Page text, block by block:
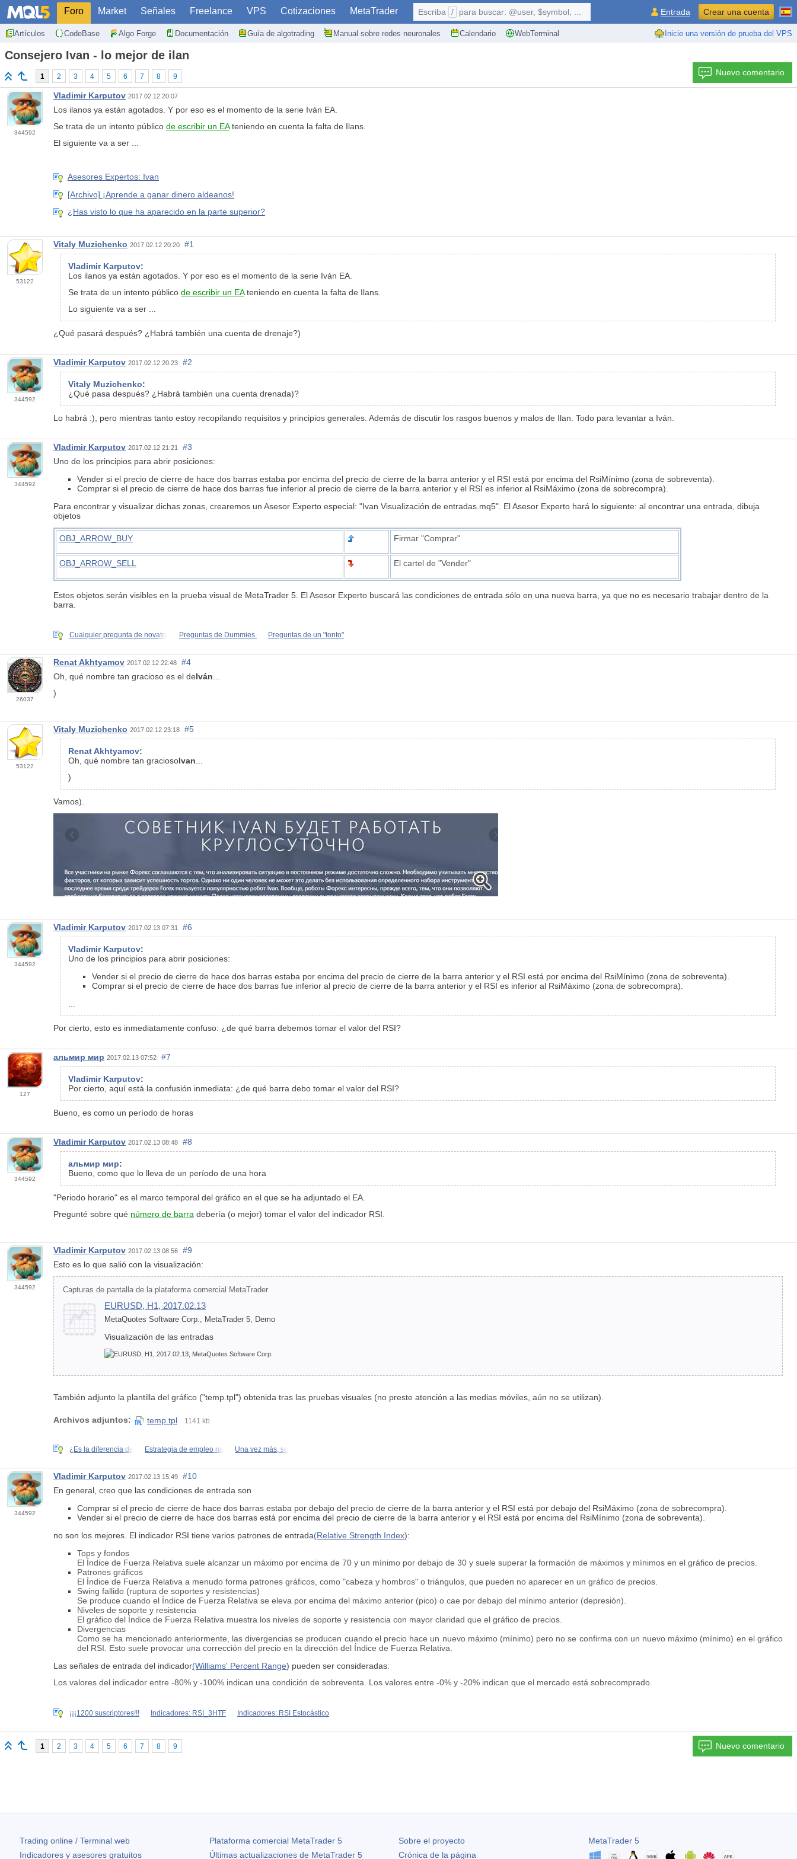
Foro Market Señales Freelance VPS Cotizaciones MetaTrader
Artículos CodeBase Algo Forge Documentación Guía de algotrading Manual sobre redes neuronales Calendario WebTerminal Inicie una versión de prueba del VPS
Escriba / para buscar: @user, $symbol, ... Entrada Crear una cuenta
Consejero Ivan - lo mejor de ilan
1 2 3 4 5 6 7 8 9 Nuevo comentario
344592
Vladimir Karputov 2017.02.12 20:07
Los ilanos ya están agotados. Y por eso es el momento de la serie Iván EA.
Se trata de un intento público de escribir un EAteniendo en cuenta la falta de Ilans.
El siguiente va a ser ...
Asesores Expertos: Ivan
[Archivo] ¡Aprende a ganar dinero aldeanos!
¿Has visto lo que ha aparecido en la parte superior?
53122
Vitaly Muzichenko 2017.02.12 20:20 #1
Vladimir Karputov:
Los ilanos ya están agotados. Y por eso es el momento de la serie Iván EA.
Se trata de un intento público de escribir un EAteniendo en cuenta la falta de Ilans.
Lo siguiente va a ser ...
¿Qué pasará después? ¿Habrá también una cuenta de drenaje?)
344592
Vladimir Karputov 2017.02.12 20:23 #2
Vitaly Muzichenko:
¿Qué pasa después? ¿Habrá también una cuenta drenada)?
Lo habrá :), pero mientras tanto estoy recopilando requisitos y principios generales. Además de discutir los rasgos buenos y malos de Ilan. Todo para levantar a Iván.
344592
Vladimir Karputov 2017.02.12 21:21
#3
Uno de los principios para abrir posiciones:
Vender si el precio de cierre de hace dos barras estaba por encima del precio de cierre de la barra anterior y el RSI está por encima del RsiMínimo (zona de sobreventa).
Comprar si el precio de cierre de hace dos barras fue inferior al precio de cierre de la barra anterior y el RSI es inferior al RsiMáximo (zona de sobrecompra).
Para encontrar y visualizar dichas zonas, crearemos un Asesor Experto especial: "Ivan Visualización de entradas.mq5". El Asesor Experto hará lo siguiente: al encontrar una entrada, dibuja
objetos
OBJ_ARROW_BUY Firmar "Comprar"
OBJ_ARROW_SELL El cartel de "Vender"
Estos objetos serán visibles en la prueba visual de MetaTrader 5. El Asesor Experto buscará las condiciones de entrada sólo en una nueva barra, ya que no es necesario trabajar dentro de la
barra.
Cualquier pregunta de novato, Preguntas de Dummies. Preguntas de un "tonto"
26037
Renat Akhtyamov 2017.02.12 22:48
#4
Oh, qué nombre tan gracioso es el deIván
)
53122
Vitaly Muzichenko 2017.02.12 23:18 #5
Renat Akhtyamov:
Oh, qué nombre tan graciosoIvan
)
Vamos).
344592
Vladimir Karputov 2017.02.13 07:31 #6
Vladimir Karputov:
Uno de los principios para abrir posiciones:
Vender si el precio de cierre de hace dos barras estaba por encima del precio de cierre de la barra anterior y el RSI está por encima del RsiMínimo (zona de sobreventa).
Comprar si el precio de cierre de hace dos barras fue inferior al precio de cierre de la barra anterior y el RSI es inferior al RsiMáximo (zona de sobrecompra).
...
Por cierto, esto es inmediatamente confuso: ¿de qué barra debemos tomar el valor del RSI?
127
альмир мир 2017.02.13 07:52 #7
Vladimir Karputov:
Por cierto, aquí está la confusión inmediata: ¿de qué barra debo tomar el valor del RSI?
Bueno, es como un período de horas
344592
Vladimir Karputov 2017.02.13 08:48 #8
альмир мир:
Bueno, como que lo lleva de un período de una hora
"Periodo horario" es el marco temporal del gráfico en el que se ha adjuntado el EA.
Pregunté sobre qué número de barra debería (o mejor) tomar el valor del indicador RSI.
344592
Vladimir Karputov 2017.02.13 08:56
#9
Esto es lo que salió con la visualización:
Capturas de pantalla de la plataforma comercial MetaTrader
EURUSD, H1, 2017.02.13
MetaQuotes Software Corp., MetaTrader 5, Demo
Visualización de las entradas
También adjunto la plantilla del gráfico ("temp.tpl") obtenida tras las pruebas visuales (no preste atención a las medias móviles, aún no se utilizan).
Archivos adjuntos: temp.tpl 1141 kb
¿Es la diferencia de Estrategia de empleo no Una vez más, se
344592
Vladimir Karputov 2017.02.13 15:49
#10
En general, creo que las condiciones de entrada son
Comprar si el precio de cierre de hace dos barras estaba por debajo del precio de cierre de la barra anterior y el RSI está por debajo del RsiMáximo (zona de sobrecompra).
Vender si el precio de cierre de hace dos barras está por encima del precio de cierre de la barra anterior y el RSI está por encima del RsiMínimo (zona de sobreventa).
no son los mejores. El indicador RSI tiene varios patrones de entrada(Relative Strength Index):
Tops y fondos
El Índice de Fuerza Relativa suele alcanzar un máximo por encima de 70 y un mínimo por debajo de 30 y suele superar la formación de máximos y mínimos en el gráfico de precios.
Patrones gráficos
El Índice de Fuerza Relativa a menudo forma patrones gráficos, como "cabeza y hombros" o triángulos, que pueden no aparecer en un gráfico de precios.
Swing fallido (ruptura de soportes y resistencias)
Se produce cuando el Índice de Fuerza Relativa se eleva por encima del máximo anterior (pico) o cae por debajo del mínimo anterior (depresión).
Niveles de soporte y resistencia
El gráfico del Índice de Fuerza Relativa muestra los niveles de soporte y resistencia con mayor claridad que el gráfico de precios.
Divergencias
Como se ha mencionado anteriormente, las divergencias se producen cuando el precio hace un nuevo máximo (mínimo) pero no se confirma con un nuevo máximo (mínimo) en el gráfico
del RSI. Esto suele provocar una corrección del precio en la dirección del Índice de Fuerza Relativa.
Las señales de entrada del indicador(Williams' Percent Range) pueden ser consideradas:
Los valores del indicador entre -80% y -100% indican una condición de sobreventa. Los valores entre -0% y -20% indican que el mercado está sobrecomprado.
¡¡¡1200 suscriptores!!! Indicadores: RSI_3HTF Indicadores: RSI Estocástico
1 2 3 4 5 6 7 8 9 Nuevo comentario
Trading online / Terminal web
Indicadores y asesores gratuitos
Plataforma comercial MetaTrader 5
Últimas actualizaciones de MetaTrader 5
Sobre el proyecto
Crónica de la página
MetaTrader 5